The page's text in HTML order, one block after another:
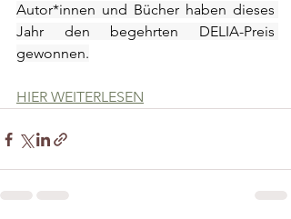
Autor*innen und Bücher haben dieses
Jahr den begehrten DELIA-Preis
gewonnen.
HIER WEITERLESEN